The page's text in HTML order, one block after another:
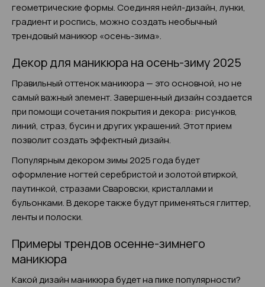
геометрические формы. Соединяя нейл-дизайн, лунки,
градиент и роспись, можно создать необычный
трендовый маникюр «осень-зима».
Декор для маникюра на осень-зиму 2025
Правильный оттенок маникюра — это основной, но не
самый важный элемент. Завершенный дизайн создается
при помощи сочетания покрытия и декора: рисунков,
линий, страз, бусин и других украшений. Этот прием
позволит создать эффектный дизайн.
Популярным декором зимы 2025 года будет
оформление ногтей серебристой и золотой втиркой,
паутинкой, стразами Сваровски, кристаллами и
бульонками. В декоре также будут применяться глиттер,
ленты и полоски.
Примеры трендов осенне-зимнего
маникюра
Какой дизайн маникюра будет на пике популярности?